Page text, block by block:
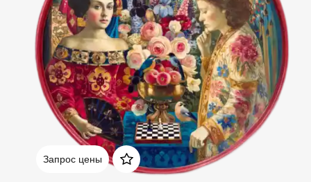
Запрос цены
Домен: spb.rakovgallery.ru